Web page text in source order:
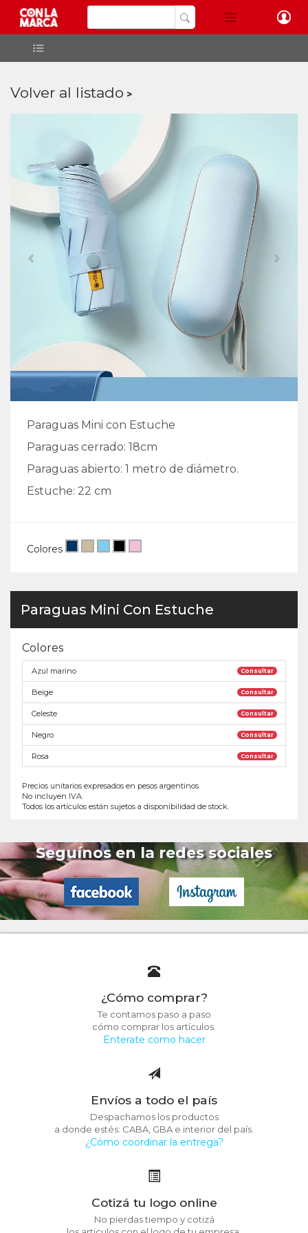
Volver al listado
Paraguas Mini con Estuche
Paraguas cerrado: 18cm
Paraguas abierto: 1 metro de diámetro.
Estuche: 22 cm
Colores
Paraguas Mini Con Estuche
Colores
Azul marino Consultar
Beige Consultar
Celeste Consultar
Negro Consultar
Rosa Consultar
Precios unitarios expresados en pesos argentinos.
No incluyen IVA.
Todos los artículos están sujetos a disponibilidad de stock.
Seguínos en la redes sociales
¿Cómo comprar?
Te contamos paso a paso
cómo comprar los artículos.
Enterate como hacer
Envíos a todo el país
Despachamos los productos
a donde estés: CABA, GBA e interior del país.
¿Cómo coordinar la entrega?
Cotizá tu logo online
No pierdas tiempo y cotizá